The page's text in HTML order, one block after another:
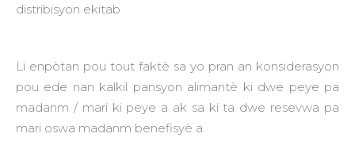
distribisyon ekitab
Li enpòtan pou tout faktè sa yo pran an konsiderasyon
pou ede nan kalkil pansyon alimantè ki dwe peye pa
madanm / mari ki peye a ak sa ki ta dwe resevwa pa
mari oswa madanm benefisyè a.